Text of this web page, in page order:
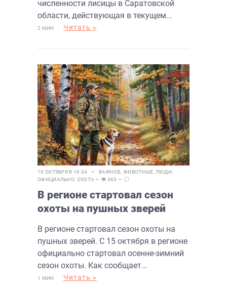
численности лисицы в Саратовской
области, действующая в текущем...
2 МИН Читать »
16 ОКТЯБРЯ В 16:34 — ВАЖНОЕ ЖИВОТНЫЕ ЛЮДИ
ОФИЦИАЛЬНО ОХОТА — 👁 363 —
В регионе стартовал сезон
охоты на пушных зверей
В регионе стартовал сезон охоты на
пушных зверей. С 15 октября в регионе
официально стартовал осенне-зимний
сезон охоты. Как сообщает...
1 МИН Читать »